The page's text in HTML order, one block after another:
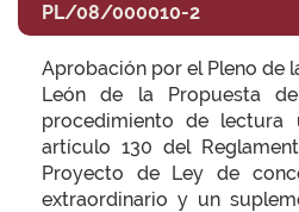
PL/08/000010-2
Aprobación por el Pleno de
León de la Propuesta
procedimiento de
artículo 130 del
Proyecto de Ley de
extraordinario y un